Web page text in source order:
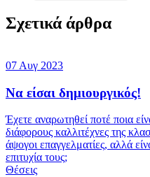
Σχετικά άρθρα
07 Αυγ 2023
Να είσαι δημιουργικός!
Έχετε αναρωτηθεί ποτέ ποια
διάφορους καλλιτέχνες της
άψογοι επαγγελματίες, αλλά
επιτυχία τους;
Θέσεις